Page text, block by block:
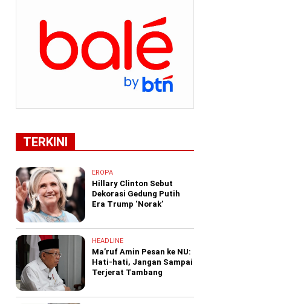
TERKINI
EROPA
Hillary Clinton Sebut
Dekorasi Gedung Putih
Era Trump ‘Norak’
HEADLINE
Ma’ruf Amin Pesan ke NU:
Hati-hati, Jangan Sampai
Terjerat Tambang